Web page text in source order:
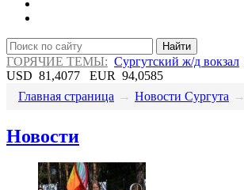
Найти
ГОРЯЧИЕ ТЕМЫ: Сургутский ж/д вокзал
USD 81,4077 EUR 94,0585
Главная страница → Новости Сургута →
Новости